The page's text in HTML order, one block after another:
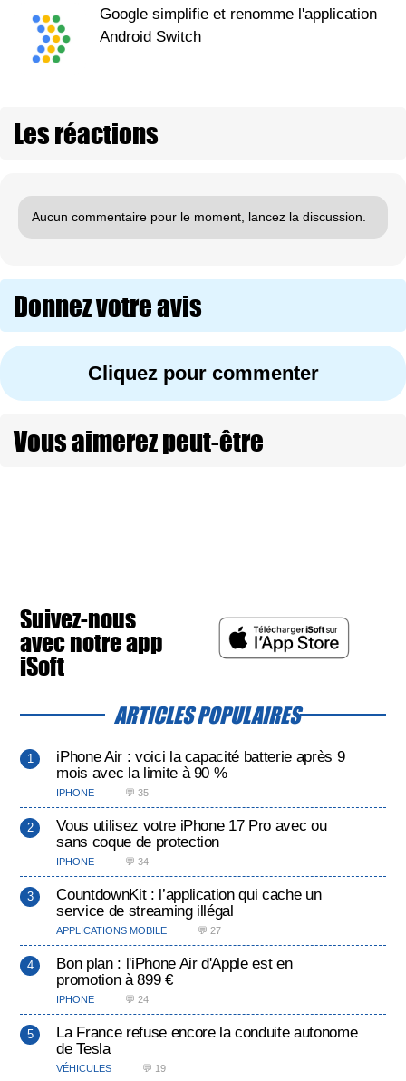
Google simplifie et renomme l'application
Android Switch
Les réactions
Aucun commentaire pour le moment, lancez la discussion.
Donnez votre avis
Cliquez pour commenter
Vous aimerez peut-être
Suivez-nous
avec notre app
iSoft
ARTICLES POPULAIRES
iPhone Air : voici la capacité batterie après 9
mois avec la limite à 90 %
IPHONE 💬 35
Vous utilisez votre iPhone 17 Pro avec ou
sans coque de protection
IPHONE 💬 34
CountdownKit : l’application qui cache un
service de streaming illégal
APPLICATIONS MOBILE 💬 27
Bon plan : l'iPhone Air d'Apple est en
promotion à 899 €
IPHONE 💬 24
La France refuse encore la conduite autonome
de Tesla
VÉHICULES 💬 19